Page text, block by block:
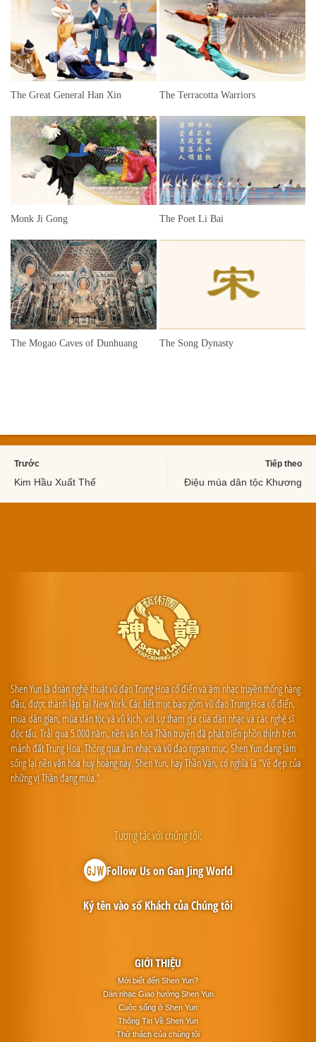
The Great General Han Xin The Terracotta Warriors
Monk Ji Gong The Poet Li Bai
The Mogao Caves of Dunhuang The Song Dynasty
Trước
Kim Hầu Xuất Thế
Tiếp theo
Điệu múa dân tộc Khương
Shen Yun là đoàn nghệ thuật vũ đạo Trung Hoa cổ điển và âm nhạc truyền thống hàng
đầu, được thành lập tại New York. Các tiết mục bao gồm vũ đạo Trung Hoa cổ điển,
múa dân gian, múa dân tộc và vũ kịch, với sự tham gia của dàn nhạc và các nghệ sĩ
độc tấu. Trải qua 5.000 năm, nền văn hóa Thần truyền đã phát triển phồn thịnh trên
mảnh đất Trung Hoa. Thông qua âm nhạc và vũ đạo ngoạn mục, Shen Yun đang làm
sống lại nền văn hóa huy hoàng này. Shen Yun, hay Thần Vận, có nghĩa là "Vẻ đẹp của
những vị Thần đang múa."
GIỚI THIỆU
Mới biết đến Shen Yun?
Dàn nhạc Giao hưởng Shen Yun
Cuộc sống ở Shen Yun
Thông Tin Về Shen Yun
Thử thách của chúng tôi
Tương tác với chúng tôi:
Follow Us on Gan Jing World
Ký tên vào sổ Khách của Chúng tôi